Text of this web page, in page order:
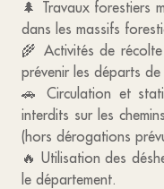
🌲 Travaux forestiers
dans les massifs
🌾 Activités de
prévenir les départs de
🚗 Circulation et
interdits sur les
(hors dérogations
🔥 Utilisation des
le département.